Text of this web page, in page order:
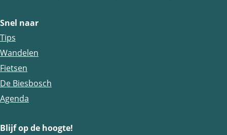
g
i
n
a
o
p
a
g
n
o
-
h
Snel naar
Tips
Wandelen
Fietsen
De Biesbosch
Agenda
Blijf op de hoogte!